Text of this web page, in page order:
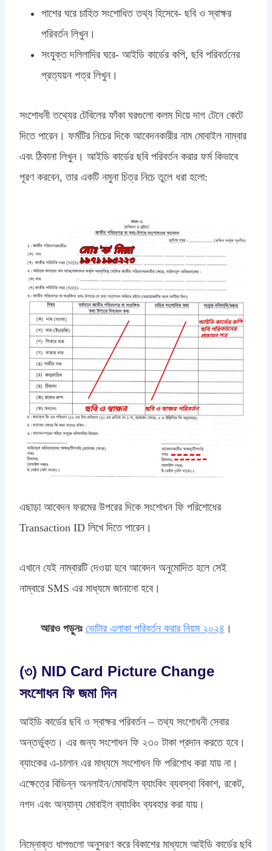
পাশের ঘরে চাহিত সংশোধিত তথ্য হিসেবে- ছবি ও স্বাক্ষর
পরিবর্তন লিখুন।
সংযুক্ত দলিলাদির ঘরে- আইডি কার্ডের কপি, ছবি পরিবর্তনের
প্রত্যয়ন পত্র লিখুন।
সংশোধনী তথ্যের টেবিলের ফাঁকা ঘরগুলো কলম দিয়ে দাগ টেনে কেটে
দিতে পারেন। ফর্মটির নিচের দিকে আবেদনকারীর নাম মোবাইল নাম্বার
এবং ঠিকানা লিখুন। আইডি কার্ডের ছবি পরিবর্তন করার ফর্ম কিভাবে
পূরণ করবেন, তার একটি নমুনা চিত্র নিচে তুলে ধরা হলো:
এছাড়া আবেদন ফরমের উপরের দিকে সংশোধন ফি পরিশোধের
Transaction ID লিখে দিতে পারেন।
এখানে যেই নাম্বারটি দেওয়া হবে আবেদন অনুমোদিত হলে সেই
নাম্বারে SMS এর মাধ্যমে জানানো হবে।
আরও পড়ুনঃ ভোটার এলাকা পরিবর্তন করার নিয়ম ২০২৪ ।
(৩) NID Card Picture Change
সংশোধন ফি জমা দিন
আইডি কার্ডের ছবি ও স্বাক্ষর পরিবর্তন – তথ্য সংশোধনী সেবার
অন্তর্ভুক্ত। এর জন্য সংশোধন ফি ২৩০ টাকা প্রদান করতে হবে।
ব্যাংকের এ-চালান এর মাধ্যমে সংশোধন ফি পরিশোধ করা যায় না।
এক্ষেত্রে বিভিন্ন অনলাইন/মোবাইল ব্যাংকিং ব্যবস্থা বিকাশ, রকেট,
নগদ এবং অন্যান্য মোবাইল ব্যাংকিং ব্যবহার করা যায়।
নিম্নোক্ত ধাপগুলো অনুসরণ করে বিকাশের মাধ্যমে আইডি কার্ডের ছবি